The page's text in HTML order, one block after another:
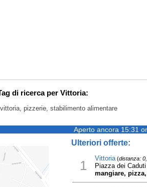
di ricerca per Vittoria:
pizzerie, stabilimento alimentare
Aperto ancora 15:31
Ulteriori offerte:
1 Vittoria(distanza:
Piazza dei
mangiare,